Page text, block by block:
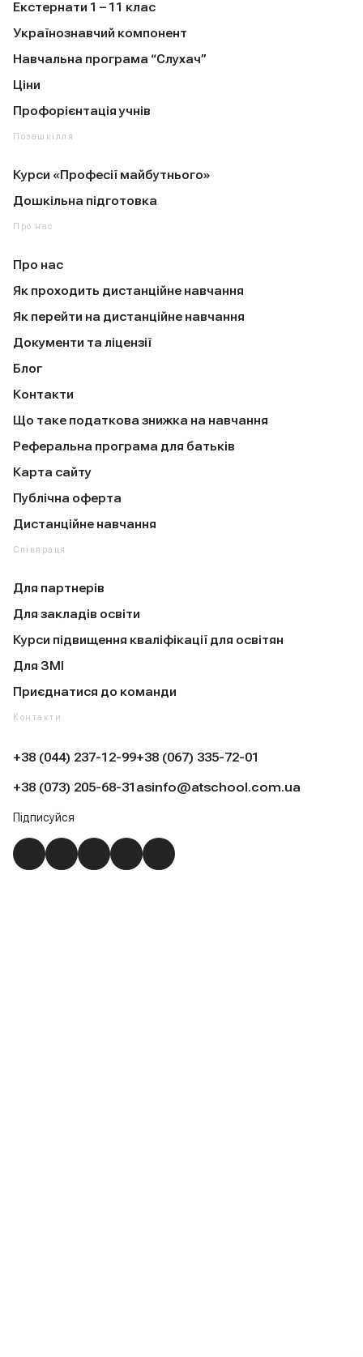
Екстернати 1 – 11 клас
Українознавчий компонент
Навчальна програма “Слухач”
Ціни
Профорієнтація учнів
Позашкілля
Курси «Професії майбутнього»
Дошкільна підготовка
Про нас
Про нас
Як проходить дистанційне навчання
Як перейти на дистанційне навчання
Документи та ліцензії
Блог
Контакти
Що таке податкова знижка на навчання
Реферальна програма для батьків
Карта сайту
Публічна оферта
Дистанційне навчання
Співпраця
Для партнерів
Для закладів освіти
Курси підвищення кваліфікації для освітян
Для ЗМІ
Приєднатися до команди
Контакти
+38 (044) 237-12-99+38 (067) 335-72-01
+38 (073) 205-68-31 asinfo@atschool.com.ua
Підписуйся
Instagram
YouTubeFacebook
Telegram
TikTok